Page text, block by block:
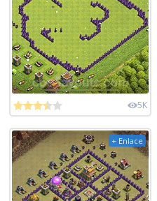
5K
+ Enlace